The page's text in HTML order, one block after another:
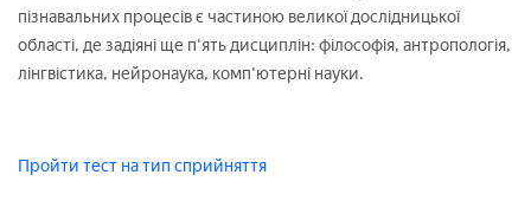
пізнавальних процесів є частиною великої дослідницької
області, де задіяні ще п'ять дисциплін: філософія, антропологія,
лінгвістика, нейронаука, комп'ютерні науки.
Пройти тест на тип сприйняття